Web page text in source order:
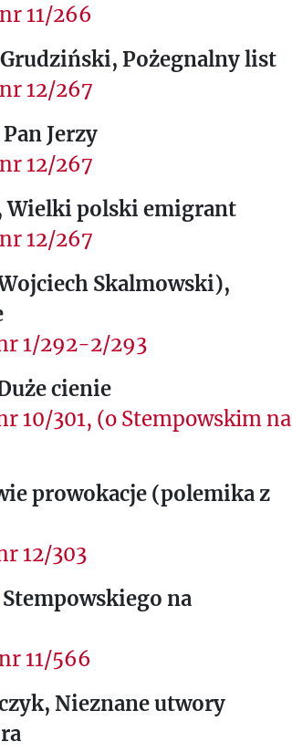
11/266
Pożegnalny list
12/267
Jerzy
12/267
Wielki polski emigrant
12/267
Skalmowski),
1/292-2/293
cienie
10/301, (o Stempowskim na
prowokacje (polemika z
12/303
na
11/566
Nieznane utwory